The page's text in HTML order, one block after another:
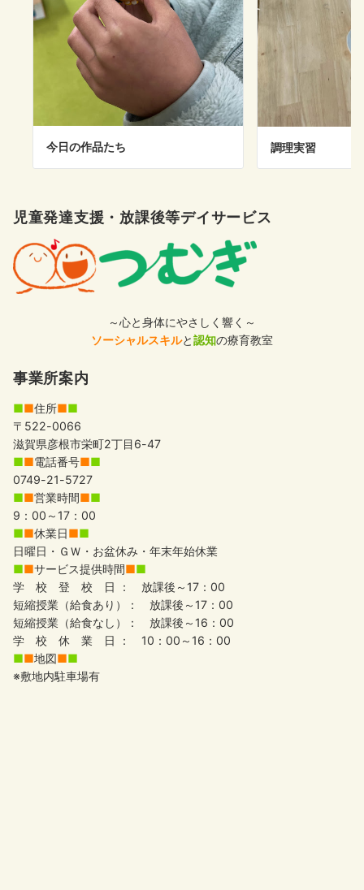
今日の作品たち 調理実習
児童発達支援・放課後等デイサービス
～心と身体にやさしく響く～
ソーシャルスキルと認知の療育教室
事業所案内
■■住所■■
〒522-0066
滋賀県彦根市栄町2丁目6-47
■■電話番号■■
0749-21-5727
■■営業時間■■
9：00～17：00
■■休業日■■
日曜日・ＧＷ・お盆休み・年末年始休業
■■サービス提供時間■■
学 校 登 校 日 ： 放課後～17：00
短縮授業（給食あり）： 放課後～17：00
短縮授業（給食なし）： 放課後～16：00
学 校 休 業 日 ： 10：00～16：00
■■地図■■
※敷地内駐車場有